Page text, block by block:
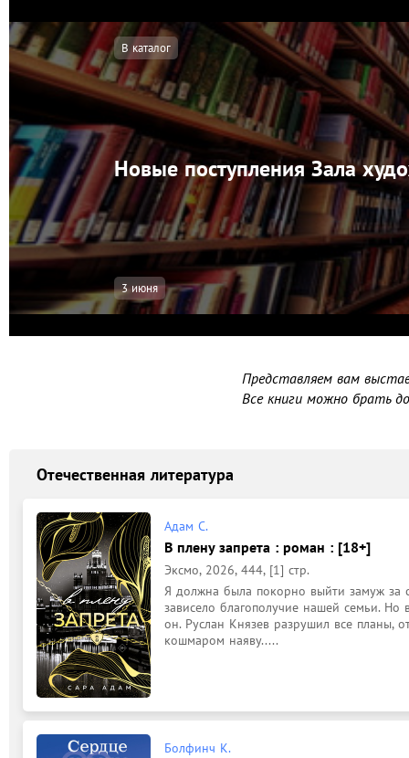
В каталог
Новые поступления Зала
3 июня
Представляем вам
Все книги можно брать
Отечественная литература
Адам С.
В плену запрета : роман : [18+]
Эксмо, 2026, 444, [1] стр.
Я должна была покорно выйти замуж за
зависело благополучие нашей семьи. Но
он. Руслан Князев разрушил все планы,
кошмаром наяву.....
Болфинч К.